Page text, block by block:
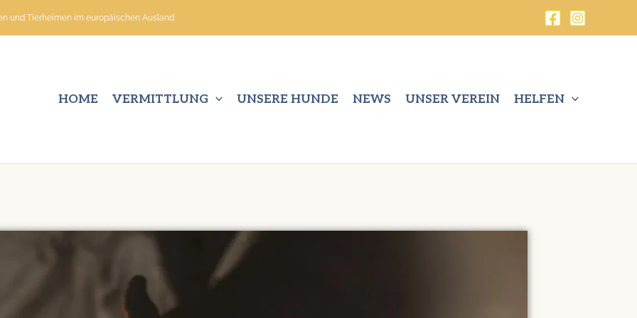
und Tierheimen im europäischen Ausland
HOME VERMITTLUNG UNSERE HUNDE NEWS UNSER VEREIN HELFEN